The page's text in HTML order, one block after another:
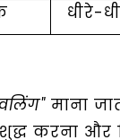
धीरे-
माना
शुद्ध करना और